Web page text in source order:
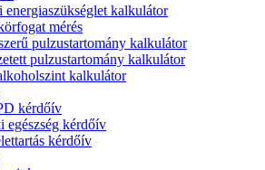
energiaszükséglet kalkulátor
mérés
pulzustartomány kalkulátor
pulzustartomány kalkulátor
kalkulátor
kérdőív
egészség kérdőív
kérdőív